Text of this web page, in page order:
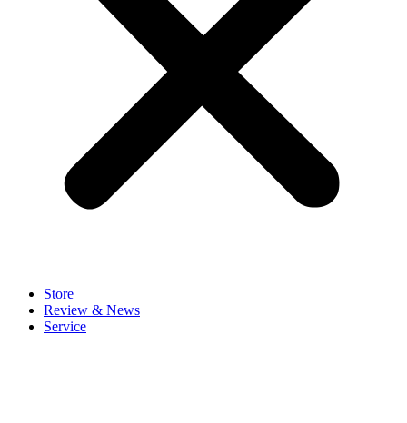
Store
Review & News
Service